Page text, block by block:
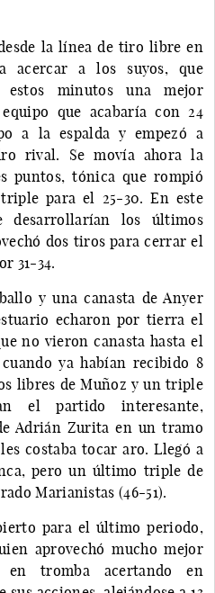
la línea de tiro libre en
acercar a los suyos, que
estos minutos una mejor
que acabaría con 24
a la espalda y empezó a
rival. Se movía ahora la
puntos, tónica que rompió
para el 25-30. En este
desarrollarían los últimos
dos tiros para cerrar el
31-34.
y una canasta de Anyer
echaron por tierra el
no vieron canasta hasta el
ya habían recibido 8
libres de Muñoz y un triple
el partido interesante,
Adrián Zurita en un tramo
costaba tocar aro. Llegó a
pero un último triple de
Marianistas (46-51).
para el último periodo,
aprovechó mucho mejor
en tromba acertando en